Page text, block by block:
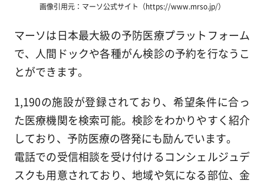
画像引用元：マーソ公式サイト（https://www.mrso.jp/）
マーソは日本最大級の予防医療プラットフォーム
で、人間ドックや各種がん検診の予約を行なうこ
とができます。
1,190の施設が登録されており、希望条件に合っ
た医療機関を検索可能。検診をわかりやすく紹介
しており、予防医療の啓発にも励んでいます。
電話での受信相談を受け付けるコンシェルジュデ
スクも用意されており、地域や気になる部位、金